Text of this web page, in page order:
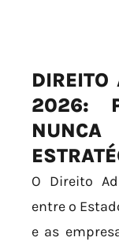
DIREITO
2026:
O Direito
entre o
e as